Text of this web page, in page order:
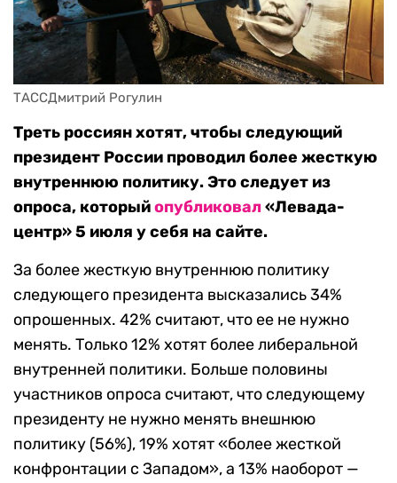
ТАССДмитрий Рогулин
Треть россиян хотят, чтобы следующий
президент России проводил более жесткую
внутреннюю политику. Это следует из
опроса, которыйопубликовал«Левада-
центр» 5 июля у себя на сайте.
За более жесткую внутреннюю политику
следующего президента высказались 34%
опрошенных. 42% считают, что ее не нужно
менять. Только 12% хотят более либеральной
внутренней политики. Больше половины
участников опроса считают, что следующему
президенту не нужно менять внешнюю
политику (56%), 19% хотят «более жесткой
конфронтации с Западом», а 13% наоборот —